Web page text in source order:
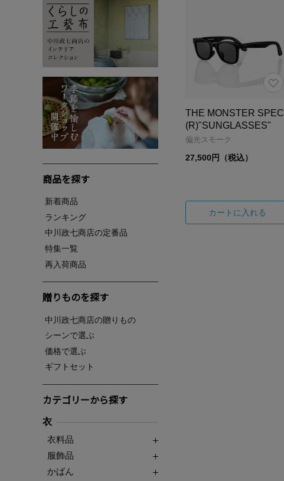
商品を探す
新着商品
ランキング
中川政七商店の定番品
特集一覧
再入荷商品
贈りものを探す
中川政七商店の贈りもの
シーンで選ぶ
価格で選ぶ
ギフトセット
カテゴリーから探す
衣
衣料品
服飾品
かばん
THE MONSTER SPEC
(R)"SUNGLASSES"
偏光スモーク
27,500円（税込）
カートに入れる